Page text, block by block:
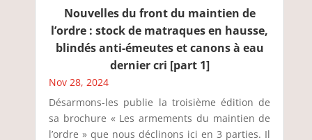
Nouvelles du front du maintien de
l’ordre : stock de matraques en hausse,
blindés anti-émeutes et canons à eau
dernier cri [part 1]
Nov 28, 2024
Désarmons-les publie la troisième édition de
sa brochure « Les armements du maintien de
l’ordre » que nous déclinons ici en 3 parties. Il